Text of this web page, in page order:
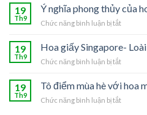
hoa
Thủy
phúc
với
19
Th9
Ý nghĩa phong thủy của
Chức năng bình luận bị tắt
nghĩa
hoa
19
Th9
Hoa giấy Singapore-
Chức năng bình luận bị tắt
giấy
19
Th9
Tô điểm mùa hè với hoa
Chức năng bình luận bị tắt